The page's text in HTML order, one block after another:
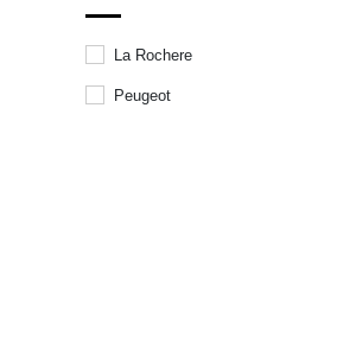
La Rochere
Peugeot